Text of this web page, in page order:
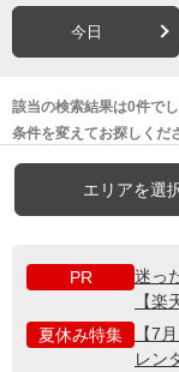
今日
該当の検索結果は0件でし
条件を変えてお探しくだ
エリアを選
PR
迷っ
【楽
夏休み特集
【7
レン